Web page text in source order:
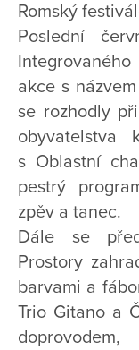
Romský
Poslední
akce s
se rozhodly
s Oblastní
pestrý
zpěv a tanec.
Dále se
Prostory
barvami a
Trio Gitano a